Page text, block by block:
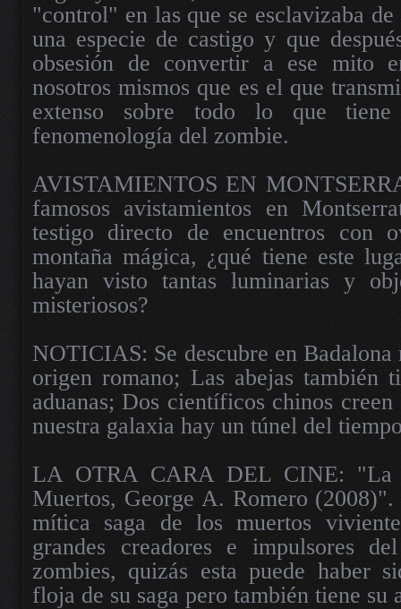
"control" en las que se esclavizaba
una especie de castigo y que
obsesión de convertir a ese mito
nosotros mismos que es el que
extenso sobre todo lo que
fenomenología del zombie.
AVISTAMIENTOS EN
famosos avistamientos en
testigo directo de encuentros con
montaña mágica, ¿qué tiene este
hayan visto tantas luminarias y
misteriosos?
NOTICIAS: Se descubre en Badalona
origen romano; Las abejas también
aduanas; Dos científicos chinos
nuestra galaxia hay un túnel del
LA OTRA CARA DEL CINE: "La
Muertos, George A. Romero
mítica saga de los muertos
grandes creadores e impulsores
zombies, quizás esta puede haber
floja de su saga pero también tiene